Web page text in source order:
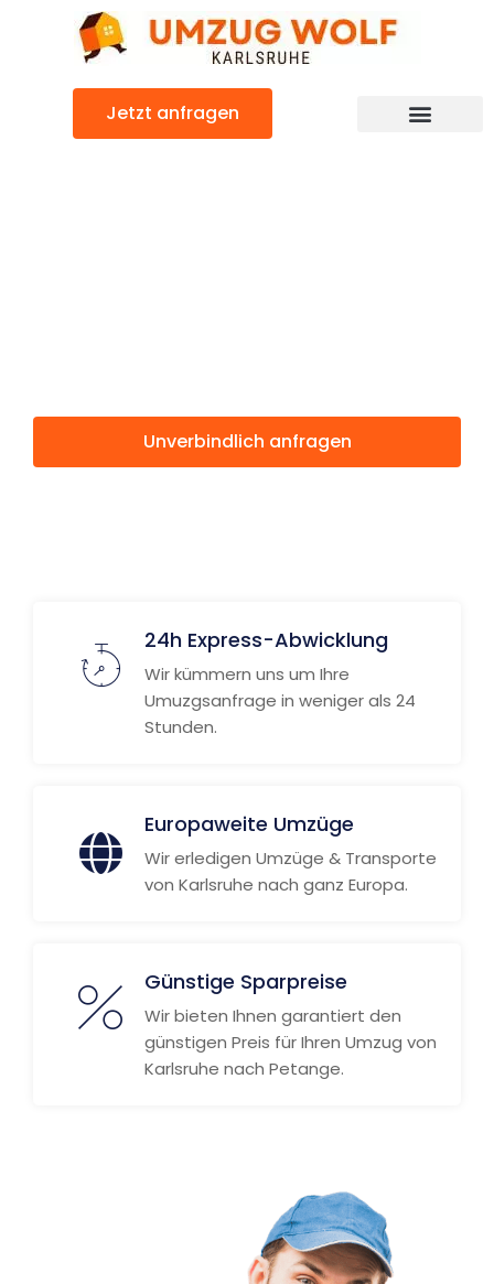
Jetzt anfragen
Unverbindlich anfragen
24h Express-Abwicklung
Wir kümmern uns um Ihre
Umuzgsanfrage in weniger als 24
Stunden.
Europaweite Umzüge
Wir erledigen Umzüge & Transporte
von Karlsruhe nach ganz Europa.
Günstige Sparpreise
Wir bieten Ihnen garantiert den
günstigen Preis für Ihren Umzug von
Karlsruhe nach Petange.